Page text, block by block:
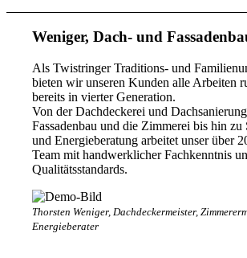
Weniger, Dach- und
Als Twistringer Traditions- und
bieten wir unseren Kunden alle Arbeiten
bereits in vierter Generation.
Von der Dachdeckerei und
Fassadenbau und die Zimmerei bis hin zu
und Energieberatung arbeitet unser über
Team mit handwerklicher Fachkenntnis
Qualitätsstandards.
Thorsten Weniger, Dachdeckermeister,
Energieberater